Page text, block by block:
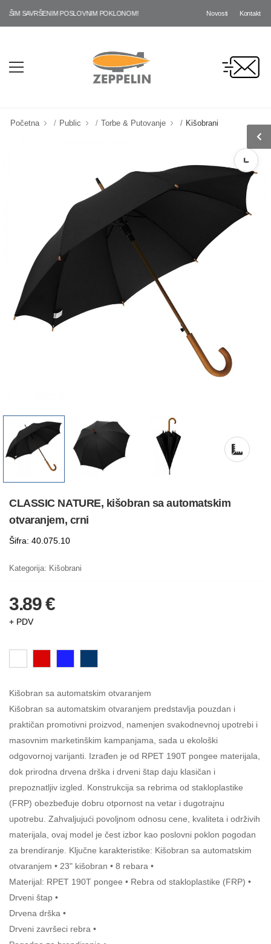
SAVRŠENIM POSLOVNIM POKLONOM! Novosti Kontakt
Početna Public Torbe & Putovanje Kišobrani
CLASSIC NATURE, kišobran sa automatskim
otvaranjem, crni
Šifra: 40.075.10
Kategorija: Kišobrani
3.89 €
+ PDV
Kišobran sa automatskim otvaranjem
Kišobran sa automatskim otvaranjem predstavlja pouzdan i
praktičan promotivni proizvod, namenjen svakodnevnoj upotrebi i
masovnim marketinškim kampanjama, sada u ekološki
odgovornoj varijanti. Izrađen je od RPET 190T pongee materijala,
dok prirodna drvena drška i drveni štap daju klasičan i
prepoznatljiv izgled. Konstrukcija sa rebrima od stakloplastike
(FRP) obezbeđuje dobru otpornost na vetar i dugotrajnu
upotrebu. Zahvaljujući povoljnom odnosu cene, kvaliteta i održivih
materijala, ovaj model je čest izbor kao poslovni poklon pogodan
za brendiranje. Ključne karakteristike: Kišobran sa automatskim
otvaranjem • 23" kišobran • 8 rebara •
Materijal: RPET 190T pongee • Rebra od stakloplastike (FRP) •
Drveni štap •
Drvena drška •
Drveni završeci rebra •